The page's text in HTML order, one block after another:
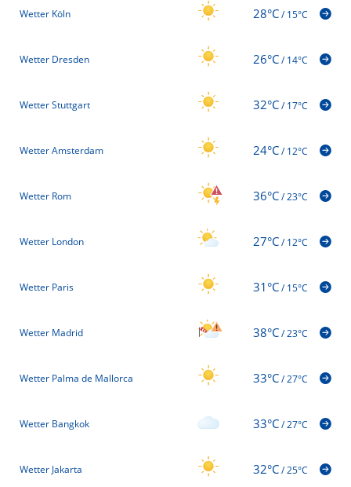
Wetter Köln 28°C/15°C
Wetter Dresden 26°C/14°C
Wetter Stuttgart 32°C/17°C
Wetter Amsterdam 24°C/12°C
Wetter Rom 36°C/23°C
Wetter London 27°C/12°C
Wetter Paris 31°C/15°C
Wetter Madrid 38°C/23°C
Wetter Palma de Mallorca 33°C/27°C
Wetter Bangkok 33°C/27°C
Wetter Jakarta 32°C/25°C